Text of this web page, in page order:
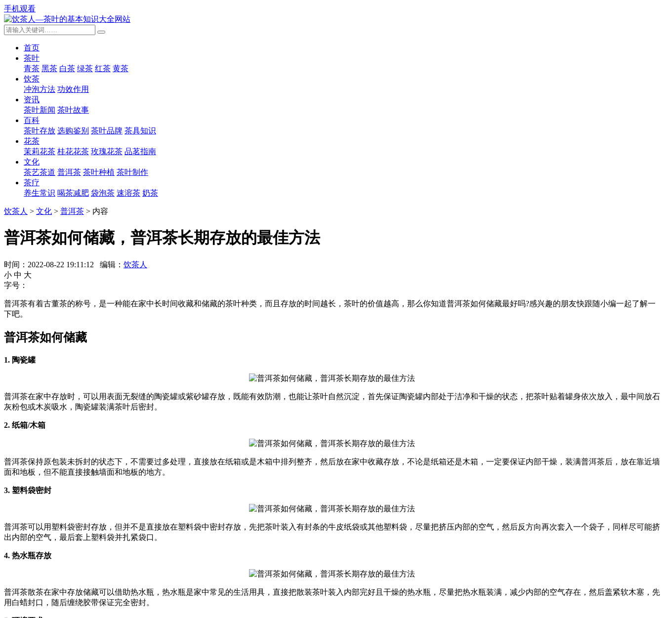
手机观看
首页
茶叶
青茶 黑茶 白茶 绿茶 红茶 黄茶
饮茶
冲泡方法 功效作用
资讯
茶叶新闻 茶叶故事
百科
茶叶存放 选购鉴别 茶叶品牌 茶具知识
花茶
茉莉花茶 桂花花茶 玫瑰花茶 品茗指南
文化
茶艺茶道 普洱茶 茶叶种植 茶叶制作
茶疗
养生常识 喝茶减肥 袋泡茶 速溶茶 奶茶
饮茶人 > 文化 > 普洱茶 > 内容
普洱茶如何储藏，普洱茶长期存放的最佳方法
时间：2022-08-22 19:11:12 编辑： 饮茶人
小 中 大
字号：
普洱茶有着古董茶的称号，是一种能在家中长时间收藏和储藏的茶叶种类，而且存放的时间越长，茶叶的价值越高，那么你知道普洱茶如何储藏最好吗?感兴趣的朋友快跟随小编一起了解一
下吧。
普洱茶如何储藏
1. 陶瓷罐
普洱茶在家中存放时，可以用表面无裂缝的陶瓷罐或紫砂罐存放，既能有效防潮，也能让茶叶自然沉淀，首先保证陶瓷罐内部处于洁净和干燥的状态，把茶叶贴着罐身依次放入，最中间放石
灰粉包或木炭吸水，陶瓷罐装满茶叶后密封。
2. 纸箱/木箱
普洱茶保持原包装未拆封的状态下，不需要过多处理，直接放在纸箱或是木箱中排列整齐，然后放在家中收藏存放，不论是纸箱还是木箱，一定要保证内部干燥，装满普洱茶后，放在靠近墙
面和地板，但不能直接接触墙面和地板的地方。
3. 塑料袋密封
普洱茶可以用塑料袋密封存放，但并不是直接放在塑料袋中密封存放，先把茶叶装入有封条的牛皮纸袋或其他塑料袋，尽量把挤压内部的空气，然后反方向再次套入一个袋子，同样尽可能挤
出内部的空气，最后套上塑料袋并扎紧袋口。
4. 热水瓶存放
普洱茶散茶在家中存放储藏可以借助热水瓶，热水瓶是家中常见的生活用具，直接把散装茶叶装入内部完好且干燥的热水瓶，尽量把热水瓶装满，减少内部的空气存在，然后盖紧软木塞，先
用白蜡封口，随后缠绕胶带保证完全密封。